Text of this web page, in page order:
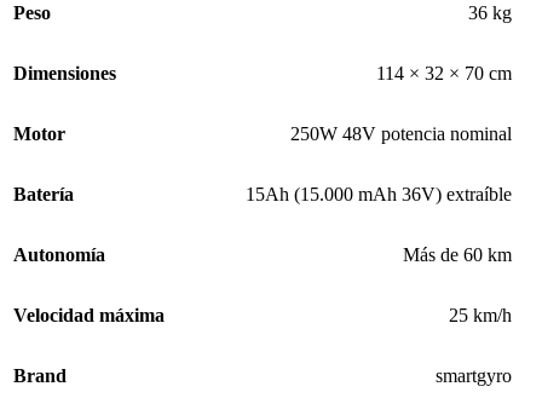
Peso
36 kg
Dimensiones 114 × 32 × 70 cm
Motor 250W 48V potencia nominal
Batería 15Ah (15.000 mAh 36V) extraíble
Autonomía Más de 60 km
Velocidad máxima 25 km/h
Brand smartgyro